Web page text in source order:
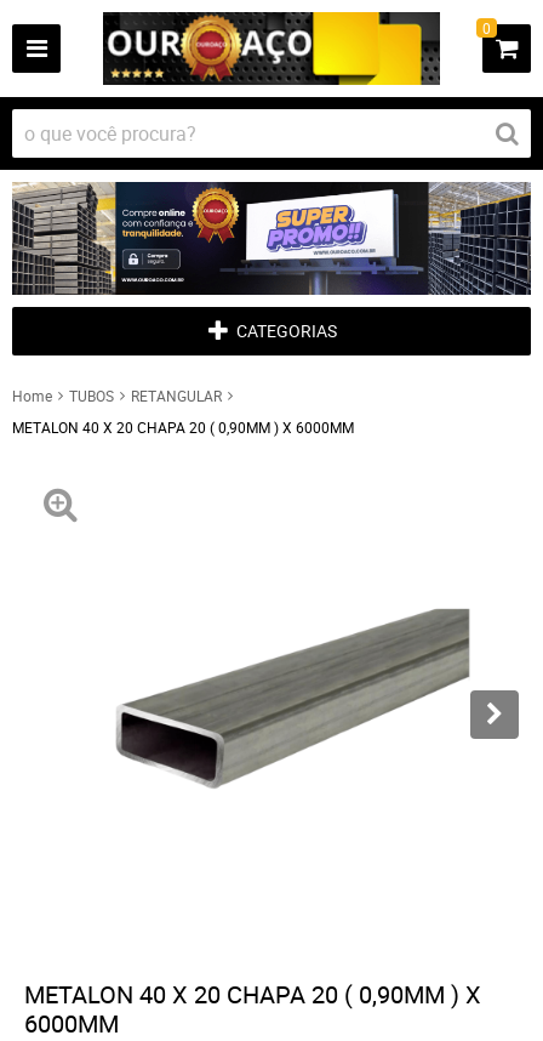
0
CATEGORIAS
Home TUBOS
RETANGULAR
METALON 40 X 20 CHAPA 20 ( 0,90MM ) X 6000MM
METALON 40 X 20 CHAPA 20 ( 0,90MM ) X
6000MM